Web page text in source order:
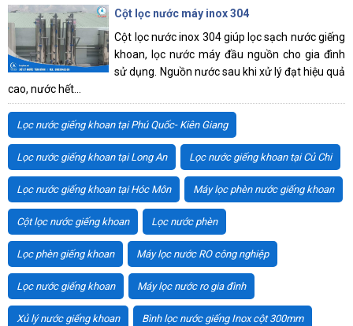
Cột lọc nước máy inox 304
Cột lọc nước inox 304 giúp lọc sạch nước giếng
khoan, lọc nước máy đầu nguồn cho gia đình
sử dụng. Nguồn nước sau khi xử lý đạt hiệu quả
cao, nước hết...
Lọc nước giếng khoan tại Phú Quốc- Kiên Giang
Lọc nước giếng khoan tại Long An Lọc nước giếng khoan tại Củ Chi
Lọc nước giếng khoan tại Hóc Môn Máy lọc phèn nước giếng khoan
Cột lọc nước giếng khoan Lọc nước phèn
Lọc phèn giếng khoan Máy lọc nước RO công nghiệp
Lọc nước giếng khoan Máy lọc nước ro gia đình
Xủ lý nước giếng khoan Bình lọc nước giếng Inox cột 300mm